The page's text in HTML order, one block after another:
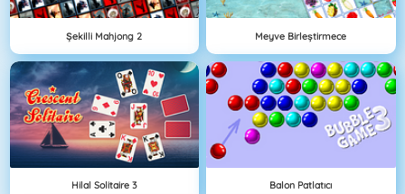
Şekilli Mahjong 2 Meyve Birleştirmece
Hilal Solitaire 3 Balon Patlatıcı